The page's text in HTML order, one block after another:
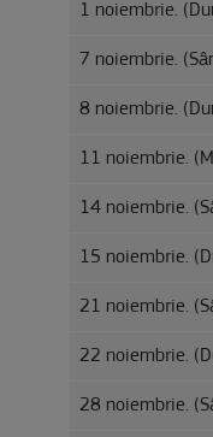
1 noiembrie.
7 noiembrie.
8 noiembrie.
11 noiembrie.
14 noiembrie.
15 noiembrie.
21 noiembrie.
22 noiembrie.
28 noiembrie.